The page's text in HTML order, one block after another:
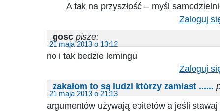
A tak na przyszłość – myśl
Zaloguj
gosc pisze:
21 maja 2013 o 13:12
no i tak bedzie lemingu
Zaloguj
zakałom to są ludzi którzy zamiast ......
21 maja 2013 o 21:13
argumentów używają epitetów a jeśli